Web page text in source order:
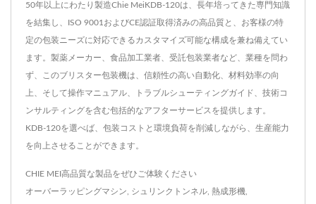
50年以上にわたり製造Chie MeiKDB-120は、長年培ってきた専門知識
を結集し、ISO 9001およびCE認証取得済みの高品質と、お客様の特
定の包装ニーズに対応できるカスタマイズ可能な構成を兼ね備えてい
ます。製薬メーカー、食品加工業者、受託包装業者など、業種を問わ
ず、このブリスター包装機は、信頼性の高い自動化、材料効率の向
上、そして操作マニュアル、トラブルシューティングガイド、技術コ
ンサルティングを含む包括的なアフターサービスを提供します。
KDB-120を選べば、包装コストと環境負荷を削減しながら、生産能力
を向上させることができます。
CHIE MEI高品質な製品をぜひご体験ください
オーバーラッピングマシン シュリンクトンネル 熱成形機